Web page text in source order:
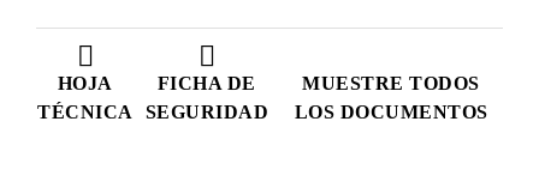
HOJA
TÉCNICA
FICHA DE
SEGURIDAD
MUESTRE TODOS
LOS DOCUMENTOS